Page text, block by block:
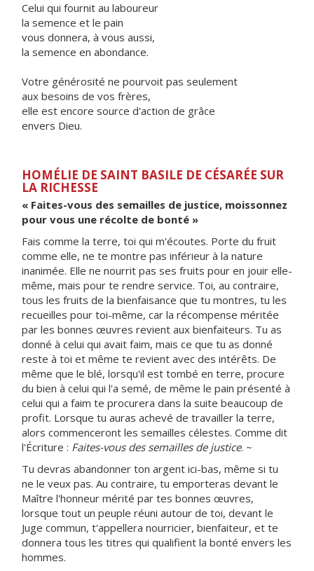
Celui qui fournit au laboureur
la semence et le pain
vous donnera, à vous aussi,
la semence en abondance.
Votre générosité ne pourvoit pas seulement
aux besoins de vos frères,
elle est encore source d'action de grâce
envers Dieu.
HOMÉLIE DE SAINT BASILE DE CÉSARÉE SUR
LA RICHESSE
« Faites-vous des semailles de justice, moissonnez
pour vous une récolte de bonté »
Fais comme la terre, toi qui m'écoutes. Porte du fruit
comme elle, ne te montre pas inférieur à la nature
inanimée. Elle ne nourrit pas ses fruits pour en jouir elle-
même, mais pour te rendre service. Toi, au contraire,
tous les fruits de la bienfaisance que tu montres, tu les
recueilles pour toi-même, car la récompense méritée
par les bonnes œuvres revient aux bienfaiteurs. Tu as
donné à celui qui avait faim, mais ce que tu as donné
reste à toi et même te revient avec des intérêts. De
même que le blé, lorsqu'il est tombé en terre, procure
du bien à celui qui l'a semé, de même le pain présenté à
celui qui a faim te procurera dans la suite beaucoup de
profit. Lorsque tu auras achevé de travailler la terre,
alors commenceront les semailles célestes. Comme dit
l'Écriture : Faites-vous des semailles de justice. ~
Tu devras abandonner ton argent ici-bas, même si tu
ne le veux pas. Au contraire, tu emporteras devant le
Maître l'honneur mérité par tes bonnes œuvres,
lorsque tout un peuple réuni autour de toi, devant le
Juge commun, t'appellera nourricier, bienfaiteur, et te
donnera tous les titres qui qualifient la bonté envers les
hommes.